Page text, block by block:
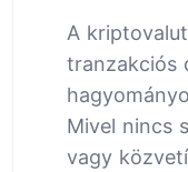
A
tranzakciós
Mivel nincs
vagy